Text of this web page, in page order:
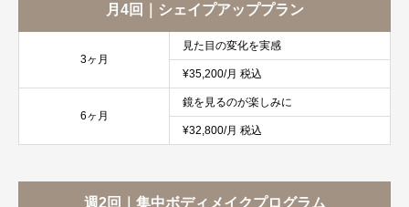
月4回｜シェイプアッププラン
3ヶ月
見た目の変化を実感
¥35,200/月 税込
6ヶ月
鏡を見るのが楽しみに
¥32,800/月 税込
週2回｜集中ボディメイクプログラム